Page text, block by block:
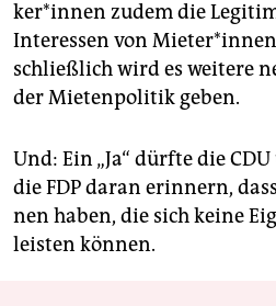
ke­r*in­nen zudem die
Interessen von
schließlich wird es weitere
der Mietenpolitik geben.
Und: Ein „Ja“ dürfte die
die FDP daran erinnern,
nen haben, die sich keine
leisten können.